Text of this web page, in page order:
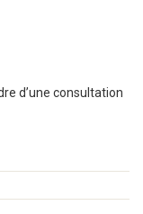
d’une consultation